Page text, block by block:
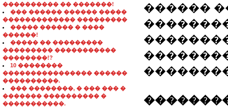
���������� �� �������!
��� ������ ������ �����
������������� ���������
����� ������ � ����
������!
����� �� ���������
��������� �����������
��������!?
10 ��������
���������������� ������
����������.
��� ��������, � ��� ��� �
������� ���������� �
�����������.
������